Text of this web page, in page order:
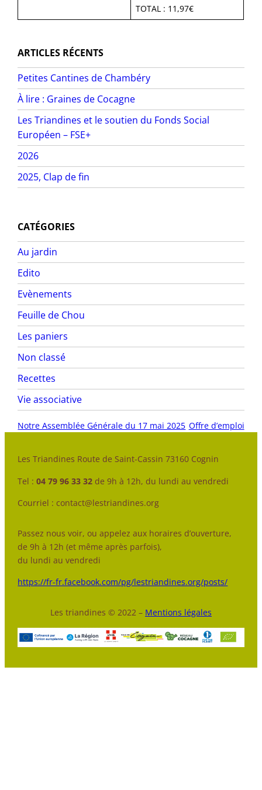
TOTAL : 11,97€
ARTICLES RÉCENTS
Petites Cantines de Chambéry
À lire : Graines de Cocagne
Les Triandines et le soutien du Fonds Social
Européen – FSE+
2026
2025, Clap de fin
CATÉGORIES
Au jardin
Edito
Evènements
Feuille de Chou
Les paniers
Non classé
Recettes
Vie associative
Notre Assemblée Générale du 17 mai 2025 Offre d’emploi
Les Triandines Route de Saint-Cassin 73160 Cognin
Tel :04 79 96 33 32 de 9h à 12h, du lundi au vendredi
Courriel : contact@lestriandines.org
Passez nous voir, ou appelez aux horaires d’ouverture,
de 9h à 12h (et même après parfois),
du lundi au vendredi
https://fr-fr.facebook.com/pg/lestriandines.org/posts/
Les triandines © 2022 – Mentions légales